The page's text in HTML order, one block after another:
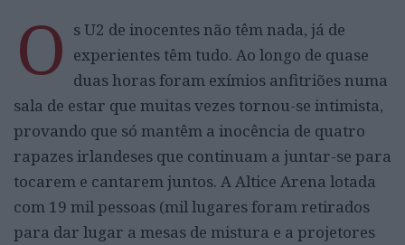
O s U2 de inocentes não têm nada, já de
experientes têm tudo. Ao longo de quase
duas horas foram exímios anfitriões numa
sala de estar que muitas vezes tornou-se intimista,
provando que só mantêm a inocência de quatro
rapazes irlandeses que continuam a juntar-se para
tocarem e cantarem juntos. A Altice Arena lotada
com 19 mil pessoas (mil lugares foram retirados
para dar lugar a mesas de mistura e a projetores